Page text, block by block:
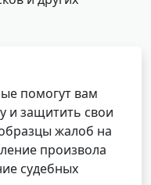
помогут вам
и защитить свои
жалоб на
произвола
судебных